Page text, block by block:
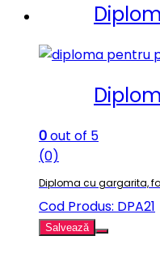
0out of 5
(0)
Diploma cu gargarita,
Cod Produs: DPA21
Salvează